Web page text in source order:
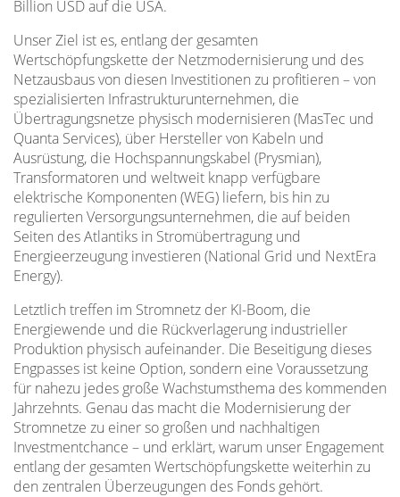
Billion USD auf die USA.
Unser Ziel ist es, entlang der gesamten
Wertschöpfungskette der Netzmodernisierung und des
Netzausbaus von diesen Investitionen zu profitieren – von
spezialisierten Infrastrukturunternehmen, die
Übertragungsnetze physisch modernisieren (MasTec und
Quanta Services), über Hersteller von Kabeln und
Ausrüstung, die Hochspannungskabel (Prysmian),
Transformatoren und weltweit knapp verfügbare
elektrische Komponenten (WEG) liefern, bis hin zu
regulierten Versorgungsunternehmen, die auf beiden
Seiten des Atlantiks in Stromübertragung und
Energieerzeugung investieren (National Grid und NextEra
Energy).
Letztlich treffen im Stromnetz der KI-Boom, die
Energiewende und die Rückverlagerung industrieller
Produktion physisch aufeinander. Die Beseitigung dieses
Engpasses ist keine Option, sondern eine Voraussetzung
für nahezu jedes große Wachstumsthema des kommenden
Jahrzehnts. Genau das macht die Modernisierung der
Stromnetze zu einer so großen und nachhaltigen
Investmentchance – und erklärt, warum unser Engagement
entlang der gesamten Wertschöpfungskette weiterhin zu
den zentralen Überzeugungen des Fonds gehört.